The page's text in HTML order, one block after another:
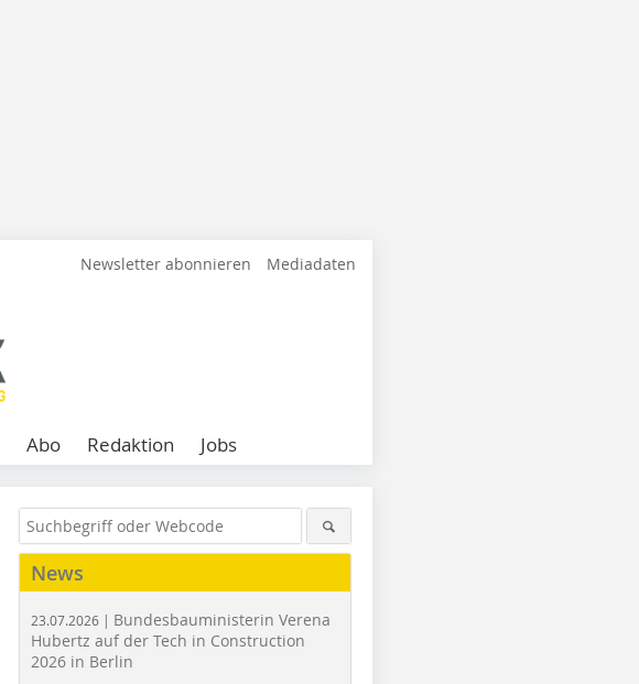
Newsletter abonnieren Mediadaten
Abo Redaktion Jobs
News
23.07.2026 | Bundesbauministerin Verena
Hubertz auf der Tech in Construction
2026 in Berlin